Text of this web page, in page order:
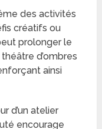
des activités
créatifs ou
prolonger le
d’ombres
ainsi
d’un atelier
encourage